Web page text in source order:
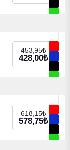
453,95₺
428,00₺
618,15₺
578,75₺